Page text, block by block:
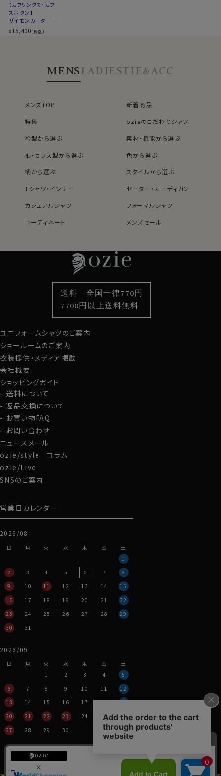
【カフリンクス・カフ
スボタン】
サイモンカーター・
イギリス製・Art De
co Enamel Blue B
¥15,400(税込)
MENSLADIESTIE&ACC
メンズTOP
新着商品
特集
ozieのこだわりシャツ
衿型から選ぶ
素材・機能から選ぶ
袖・カフス型から選ぶ
色から選ぶ
柄から選ぶ
スタイルから選ぶ
Tシャツ・インナー
セーター・カーディガン
カジュアルシャツ
フォーマルシャツ
コーディネート
メンズセール
袖・カフス型から選ぶ
色から選ぶ
柄から選ぶ
スタイルから選ぶ
カジュアルシャツ
定番シャツ
カフスボタン
サスペンダー
財布・名刺入れ
バッグ
ストール・マフラー
グローブ
ユニフォームシャツのご案内
ショールームのご案内
衣装提供・メディア掲載
会社概要
ショッピングガイド
送料について
返品交換について
お買い物FAQ
お問い合わせ
ニュースメール
ozie/style コラム
ozie/Live
SNSのご案内
営業日カレンダー
2026/08
日 月 火 水 木 金
土
1
2
3 4 5 6 7
8
9
10 11 12 13 14
15
16
17 18 19 20 21
22
23
24 25 26 27 28
29
30
31
2026/09
日 月 火 水 木 金
土
1
2 3 4
5
6
7 8 9 10 11
12
13
14 15 16 17 18
19
20
21 22 23 24 25
26
27
28 29 30
送料 全国一律770円
7700円以上送料無料
営業時間：平日11時～17時
定休日：土・日・祝